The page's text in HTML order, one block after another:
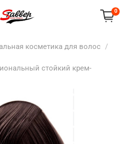
0
косметика для волос
стойкий крем-